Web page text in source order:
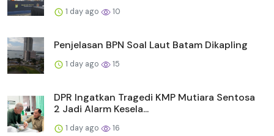
1 day ago 10
Penjelasan BPN Soal Laut Batam Dikapling
1 day ago 15
DPR Ingatkan Tragedi KMP Mutiara Sentosa
2 Jadi Alarm Kesela...
1 day ago 16